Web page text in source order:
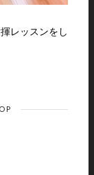
レッスンをし